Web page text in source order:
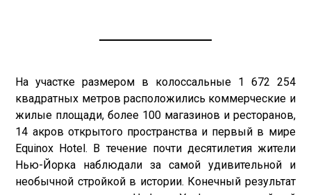
На участке размером в колоссальные 1 672 254
квадратных метров расположились коммерческие и
жилые площади, более 100 магазинов и ресторанов,
14 акров открытого пространства и первый в мире
Equinox Hotel. В течение почти десятилетия жители
Нью-Йорка наблюдали за самой удивительной и
необычной стройкой в истории. Конечный результат